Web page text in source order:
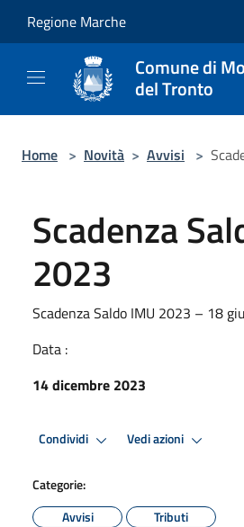
Regione Marche
Comune di
del Tronto
Home > Novità > Avvisi >
Scadenza
2023
Scadenza Saldo IMU 2023 – 18
Data :
14 dicembre 2023
Condividi Vedi azioni
Categorie:
Avvisi
Tributi